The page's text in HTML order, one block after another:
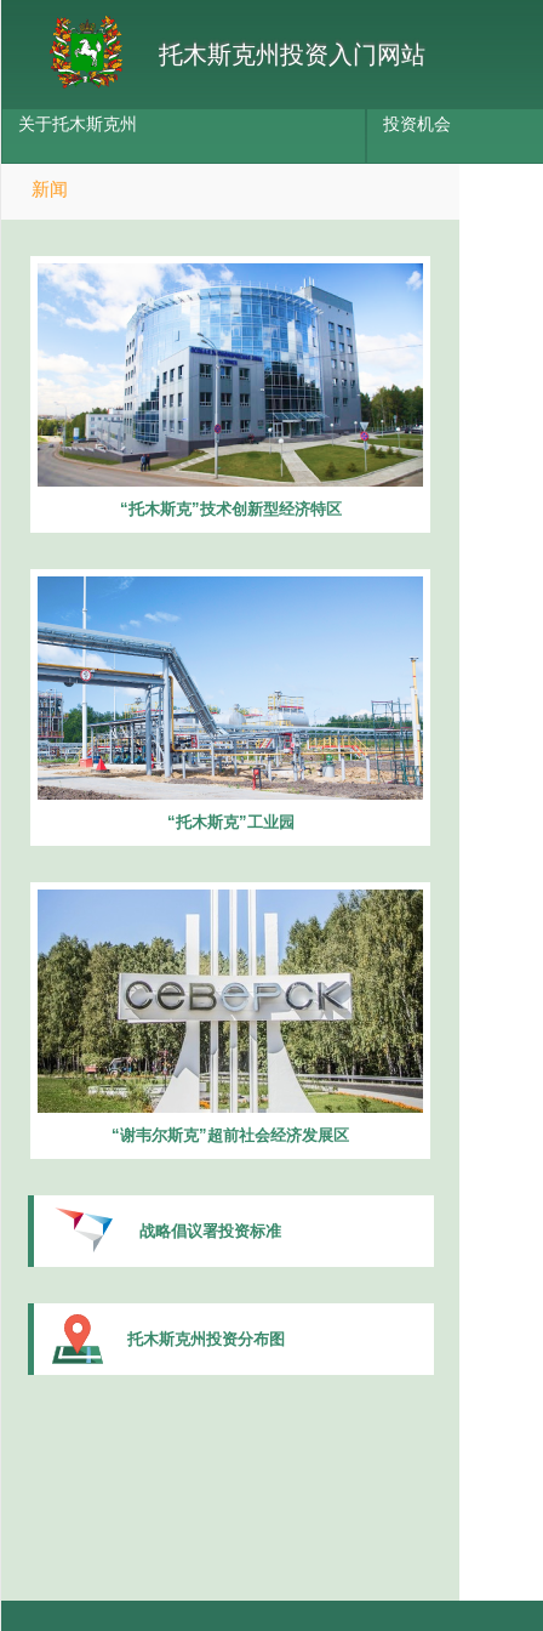
托木斯克州投资入门网站
关于托木斯克州 投资机会
新闻
“托木斯克”技术创新型经济特区
“托木斯克”工业园
“谢韦尔斯克”超前社会经济发展区
战略倡议署投资标准
托木斯克州投资分布图